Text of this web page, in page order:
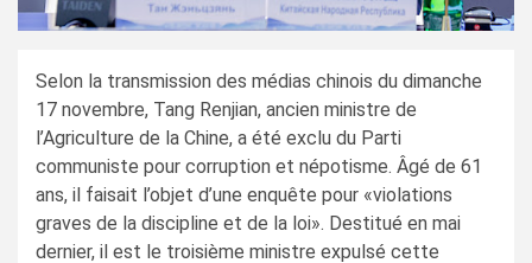
Selon la transmission des médias chinois du dimanche
17 novembre, Tang Renjian, ancien ministre de
l’Agriculture de la Chine, a été exclu du Parti
communiste pour corruption et népotisme. Âgé de 61
ans, il faisait l’objet d’une enquête pour «violations
graves de la discipline et de la loi». Destitué en mai
dernier, il est le troisième ministre expulsé cette